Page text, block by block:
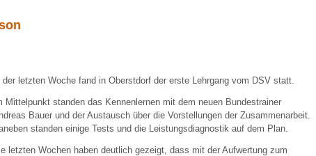
der letzten Woche fand in Oberstdorf der erste Lehrgang vom DSV statt.
Mittelpunkt standen das Kennenlernen mit dem neuen Bundestrainer
Bauer und der Austausch über die Vorstellungen der Zusammenarbeit.
standen einige Tests und die Leistungsdiagnostik auf dem Plan.
letzten Wochen haben deutlich gezeigt, dass mit der Aufwertung zum